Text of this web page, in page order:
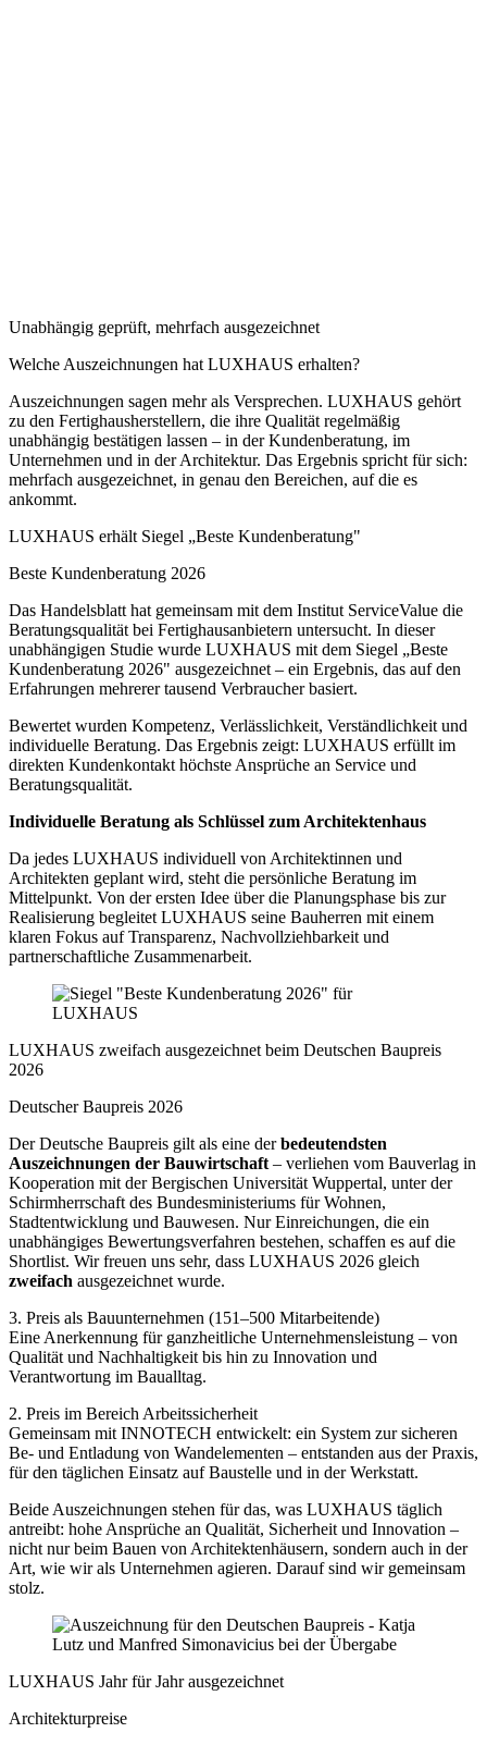
Unabhängig geprüft, mehrfach ausgezeichnet
Welche Auszeichnungen hat LUXHAUS erhalten?
Auszeichnungen sagen mehr als Versprechen. LUXHAUS gehört
zu den Fertighausherstellern, die ihre Qualität regelmäßig
unabhängig bestätigen lassen – in der Kundenberatung, im
Unternehmen und in der Architektur. Das Ergebnis spricht für sich:
mehrfach ausgezeichnet, in genau den Bereichen, auf die es
ankommt.
LUXHAUS erhält Siegel „Beste Kundenberatung"
Beste Kundenberatung 2026
Das Handelsblatt hat gemeinsam mit dem Institut ServiceValue die
Beratungsqualität bei Fertighausanbietern untersucht. In dieser
unabhängigen Studie wurde LUXHAUS mit dem Siegel „Beste
Kundenberatung 2026" ausgezeichnet – ein Ergebnis, das auf den
Erfahrungen mehrerer tausend Verbraucher basiert.
Bewertet wurden Kompetenz, Verlässlichkeit, Verständlichkeit und
individuelle Beratung. Das Ergebnis zeigt: LUXHAUS erfüllt im
direkten Kundenkontakt höchste Ansprüche an Service und
Beratungsqualität.
Individuelle Beratung als Schlüssel zum Architektenhaus
Da jedes LUXHAUS individuell von Architektinnen und
Architekten geplant wird, steht die persönliche Beratung im
Mittelpunkt. Von der ersten Idee über die Planungsphase bis zur
Realisierung begleitet LUXHAUS seine Bauherren mit einem
klaren Fokus auf Transparenz, Nachvollziehbarkeit und
partnerschaftliche Zusammenarbeit.
LUXHAUS zweifach ausgezeichnet beim Deutschen Baupreis
2026
Deutscher Baupreis 2026
Der Deutsche Baupreis gilt als eine derbedeutendsten
Auszeichnungen der Bauwirtschaft– verliehen vom Bauverlag in
Kooperation mit der Bergischen Universität Wuppertal, unter der
Schirmherrschaft des Bundesministeriums für Wohnen,
Stadtentwicklung und Bauwesen. Nur Einreichungen, die ein
unabhängiges Bewertungsverfahren bestehen, schaffen es auf die
Shortlist. Wir freuen uns sehr, dass LUXHAUS 2026 gleich
zweifach ausgezeichnet wurde.
3. Preis als Bauunternehmen (151–500 Mitarbeitende)
Eine Anerkennung für ganzheitliche Unternehmensleistung – von
Qualität und Nachhaltigkeit bis hin zu Innovation und
Verantwortung im Baualltag.
2. Preis im Bereich Arbeitssicherheit
Gemeinsam mit INNOTECH entwickelt: ein System zur sicheren
Be- und Entladung von Wandelementen – entstanden aus der Praxis,
für den täglichen Einsatz auf Baustelle und in der Werkstatt.
Beide Auszeichnungen stehen für das, was LUXHAUS täglich
antreibt: hohe Ansprüche an Qualität, Sicherheit und Innovation –
nicht nur beim Bauen von Architektenhäusern, sondern auch in der
Art, wie wir als Unternehmen agieren. Darauf sind wir gemeinsam
stolz.
LUXHAUS Jahr für Jahr ausgezeichnet
Architekturpreise